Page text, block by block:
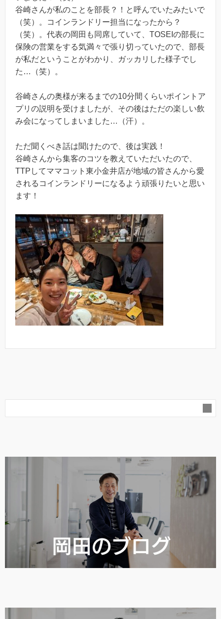
谷崎さんが私のことを部長？！と呼んでいたみたいで
（笑）。コインランドリー担当になったから？
（笑）。代表の岡田も同席していて、TOSEIの部長に
保険の営業をする気満々で張り切っていたので、部長
が私だということがわかり、ガッカリした様子でし
た…（笑）。
谷崎さんの奥様が来るまでの10分間くらいポイントア
プリの説明を受けましたが、その後はただの楽しい飲
み会になってしまいました…（汗）。
ただ聞くべき話は聞けたので、後は実践！
谷崎さんから集客のコツを教えていただいたので、
TTPしてママコット東小金井店が地域の皆さんから愛
されるコインランドリーになるよう頑張りたいと思い
ます！